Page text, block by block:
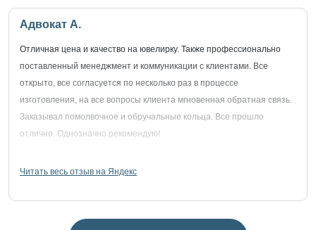
Адвокат А.
Отличная цена и качество на ювелирку. Также профессионально
поставленный менеджмент и коммуникации с клиентами. Все
открыто, все согласуется по несколько раз в процессе
изготовления, на все вопросы клиента мгновенная обратная связь.
Заказывал помолвочное и обручальные кольца. Все прошло
отлично. Однозначно рекомендую!
Читать весь отзыв на Яндекс